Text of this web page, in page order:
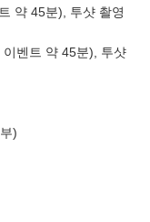
약 45분), 투샷 촬영
벤트 약 45분), 투샷
)